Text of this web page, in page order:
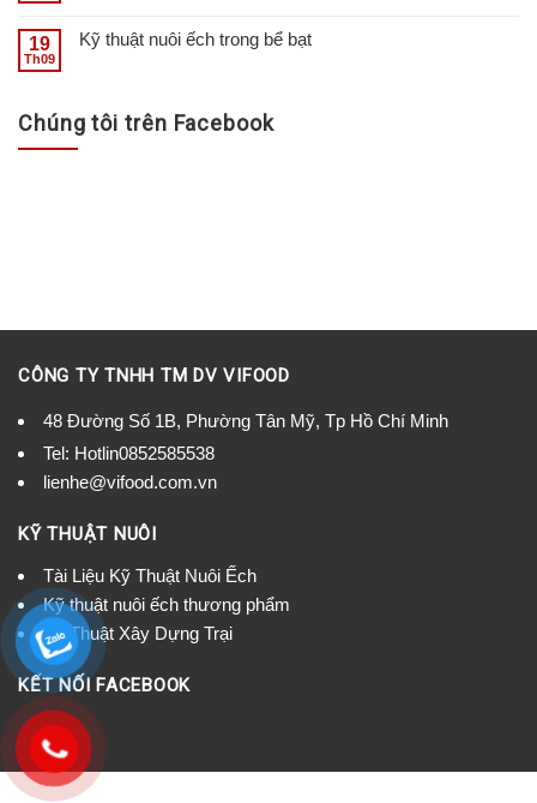
19
Th09
Kỹ thuật nuôi ếch trong bể bạt
Chúng tôi trên Facebook
CÔNG TY TNHH TM DV VIFOOD
48 Đường Số 1B, Phường Tân Mỹ, Tp Hồ Chí Minh
Tel: Hotlin0852585538
lienhe@vifood.com.vn
KỸ THUẬT NUÔI
Tài Liệu Kỹ Thuật Nuôi Ếch
Kỹ thuật nuôi ếch thương phẩm
Kỹ Thuật Xây Dựng Trại
KẾT NỐI FACEBOOK